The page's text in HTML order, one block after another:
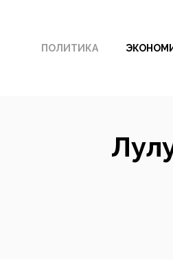
содержимому
ПОЛИТИКА